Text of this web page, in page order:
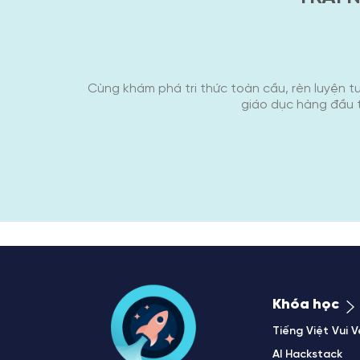
Cùng khám phá tri thức toàn cầu, rèn luyện
giáo dục hàng đầu
Khóa học
Tiếng Việt Vui
AI Hackstack